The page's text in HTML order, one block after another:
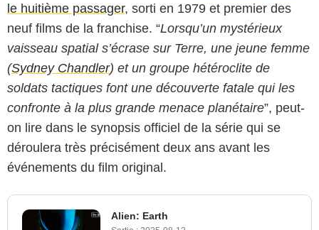
le huitième passager, sorti en 1979 et premier des
neuf films de la franchise. “Lorsqu’un mystérieux
vaisseau spatial s’écrase sur Terre, une jeune femme
(Sydney Chandler) et un groupe hétéroclite de
soldats tactiques font une découverte fatale qui les
confronte à la plus grande menace planétaire”, peut-
on lire dans le synopsis officiel de la série qui se
déroulera très précisément deux ans avant les
événements du film original.
Alien: Earth